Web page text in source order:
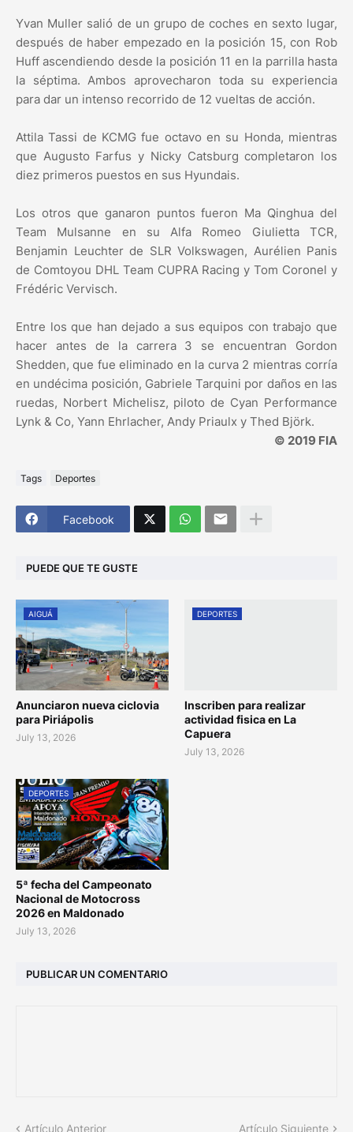
Yvan Muller salió de un grupo de coches en sexto lugar,
después de haber empezado en la posición 15, con Rob
Huff ascendiendo desde la posición 11 en la parrilla hasta
la séptima. Ambos aprovecharon toda su experiencia
para dar un intenso recorrido de 12 vueltas de acción.
Attila Tassi de KCMG fue octavo en su Honda, mientras
que Augusto Farfus y Nicky Catsburg completaron los
diez primeros puestos en sus Hyundais.
Los otros que ganaron puntos fueron Ma Qinghua del
Team Mulsanne en su Alfa Romeo Giulietta TCR,
Benjamin Leuchter de SLR Volkswagen, Aurélien Panis
de Comtoyou DHL Team CUPRA Racing y Tom Coronel y
Frédéric Vervisch.
Entre los que han dejado a sus equipos con trabajo que
hacer antes de la carrera 3 se encuentran Gordon
Shedden, que fue eliminado en la curva 2 mientras corría
en undécima posición, Gabriele Tarquini por daños en las
ruedas, Norbert Michelisz, piloto de Cyan Performance
Lynk & Co, Yann Ehrlacher, Andy Priaulx y Thed Björk.
© 2019 FIA
Tags Deportes
Facebook
PUEDE QUE TE GUSTE
AIGUÁ
Anunciaron nueva ciclovia
para Piriápolis
July 13, 2026
DEPORTES
Inscriben para realizar
actividad fisica en La
Capuera
July 13, 2026
DEPORTES
5ª fecha del Campeonato
Nacional de Motocross
2026 en Maldonado
July 13, 2026
PUBLICAR UN COMENTARIO
Artículo Anterior Artículo Siguiente